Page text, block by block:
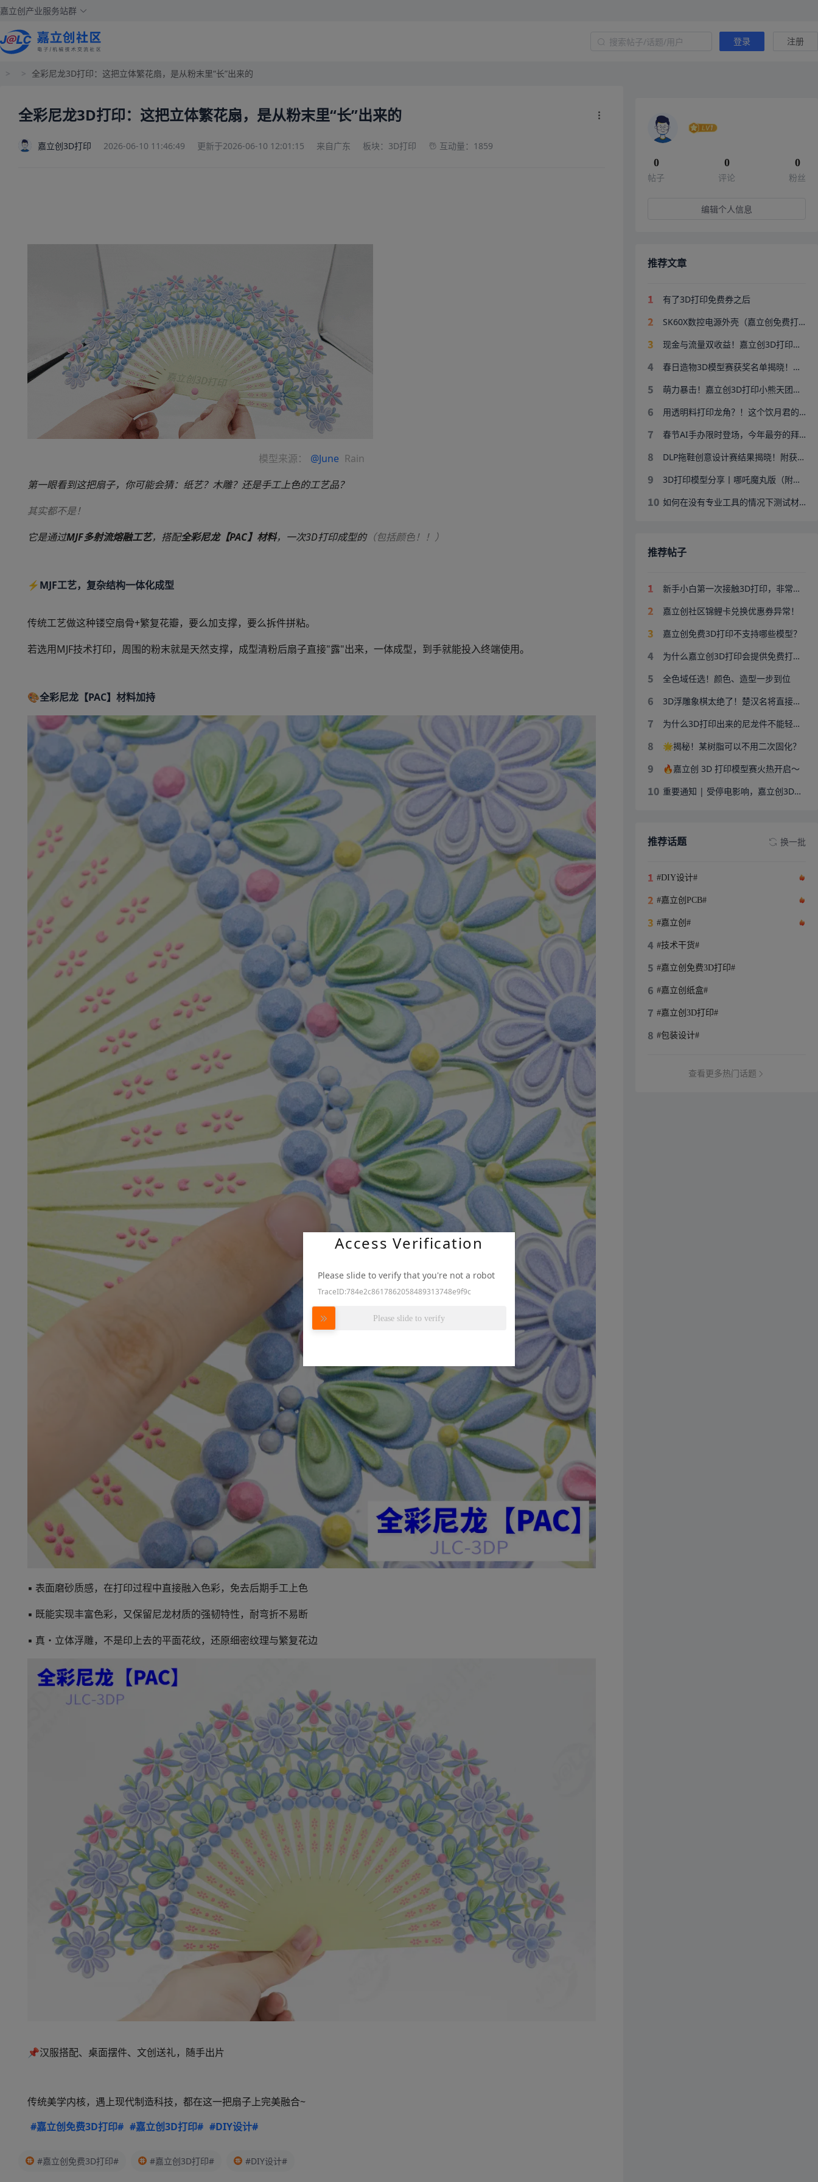
嘉立创产业服务站群
登录 注册
> > 全彩尼龙3D打印：这把立体繁花扇，是从粉末里“长”出来的
全彩尼龙3D打印：这把立体繁花扇，是从粉末里“长”出来的
嘉立创3D打印 2026-06-10 11:46:49 更新于2026-06-10 12:01:15 来自广东 板块：3D打印 互动量：1859
模型来源： @June Rain
第一眼看到这把扇子，你可能会猜： 纸艺？木雕？还是手工上色的工艺品？
其实都不是！
它是通过MJF多射流熔融工艺，搭配全彩尼龙【PAC】材料，一次3D打印成型的（包括颜色！！）
⚡MJF工艺，复杂结构一体化成型
传统工艺做这种镂空扇骨+繁复花瓣，要么加支撑，要么拆件拼粘。
若选用MJF技术打印，周围的粉末就是天然支撑，成型清粉后扇子直接"露"出来，一体成型，到手就能投入终端使用。
🎨全彩尼龙【PAC】材料加持
▪ 表面磨砂质感， 在打印过程中直接融入色彩，免去后期手工上色
▪ 既能实现丰富色彩，又保留尼龙材质的强韧特性，耐弯折不易断
▪ 真・立体浮雕，不是印上去的平面花纹，还原细密纹理与繁复花边
📌汉服搭配、桌面摆件、文创送礼，随手出片
传统美学内核，遇上现代制造科技，都在这一把扇子上完美融合~
#嘉立创免费3D打印# #嘉立创3D打印# #DIY设计#
#嘉立创免费3D打印# #嘉立创3D打印# #DIY设计#
0
帖子
0
评论
0
粉丝
编辑个人信息
推荐文章
有了3D打印免费券之后
SK60X数控电源外壳（嘉立创免费打印）
现金与流量双收益！嘉立创3D打印设计师招募中
春日造物3D模型赛获奖名单揭晓！速戳
萌力暴击！嘉立创3D打印小熊天团申请出战！
用透明料打印龙角？！这个饮月君的3D打印超细节
春节AI手办限时登场，今年最夯的拜年礼
DLP拖鞋创意设计赛结果揭晓！附获奖作品
3D打印模型分享丨哪吒魔丸版（附带Q版哪吒/敖丙）
如何在没有专业工具的情况下测试材料硬度? 急！
推荐帖子
新手小白第一次接触3D打印，非常感谢嘉立创平台新人可以免费打印，对于囊中羞涩的学生来说非常友好
嘉立创社区锦鲤卡兑换优惠券异常！
嘉立创免费3D打印不支持哪些模型？
为什么嘉立创3D打印会提供免费打样服务？
全色域任选！颜色、造型一步到位
3D浮雕象棋太绝了！楚汉名将直接请上桌
为什么3D打印出来的尼龙件不能轻易打磨？实测来了
🌟揭秘！某树脂可以不用二次固化？
🔥嘉立创 3D 打印模型赛火热开启～
重要通知 | 受停电影响，嘉立创3D打印订单交期顺延
推荐话题 换一批
#DIY设计#
#嘉立创PCB#
#嘉立创#
#技术干货#
#嘉立创免费3D打印#
#嘉立创纸盒#
#嘉立创3D打印#
#包装设计#
查看更多热门话题
Access Verification
Please slide to verify that you're not a robot
TraceID:784e2c8617862058489313748e9f9c
Please slide to verify